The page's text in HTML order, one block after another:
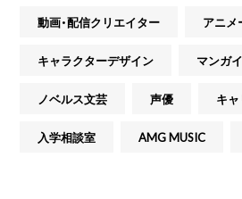
動画・配信クリエイター アニメ
キャラクターデザイン マンガ
ノベルス文芸 声優 キ
入学相談室 AMG MUSIC